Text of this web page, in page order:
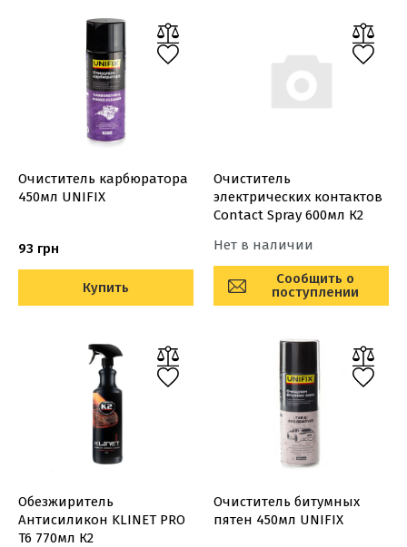
Очиститель карбюратора
450мл UNIFIX
93 грн
Купить
Очиститель
электрических контактов
Contact Spray 600мл К2
Нет в наличии
Сообщить о
поступлении
Обезжиритель
Антисиликон KLINET PRO
T6 770мл К2
Очиститель битумных
пятен 450мл UNIFIX